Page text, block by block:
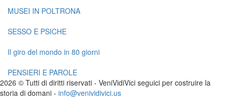
MUSEI IN POLTRONA
SESSO E PSICHE
Il giro del mondo in 80 giorni
PENSIERI E PAROLE
2026 © Tutti di diritti riservati - VeniVidiVici seguici per costruire la
storia di domani - info@venividivici.us